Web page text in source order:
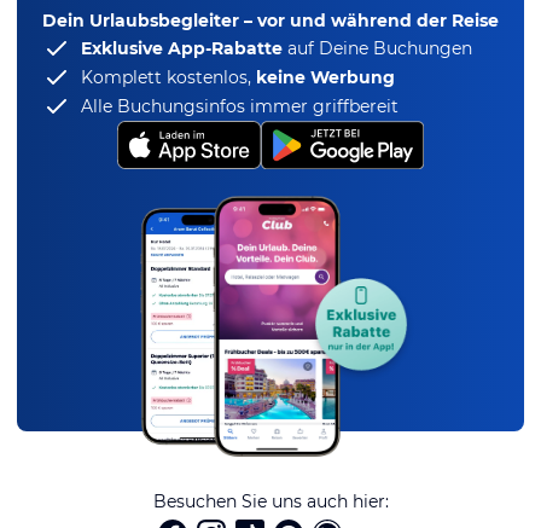
Dein Urlaubsbegleiter – vor und während der Reise
Exklusive App-Rabatte auf Deine Buchungen
Komplett kostenlos, keine Werbung
Alle Buchungsinfos immer griffbereit
Besuchen Sie uns auch hier: